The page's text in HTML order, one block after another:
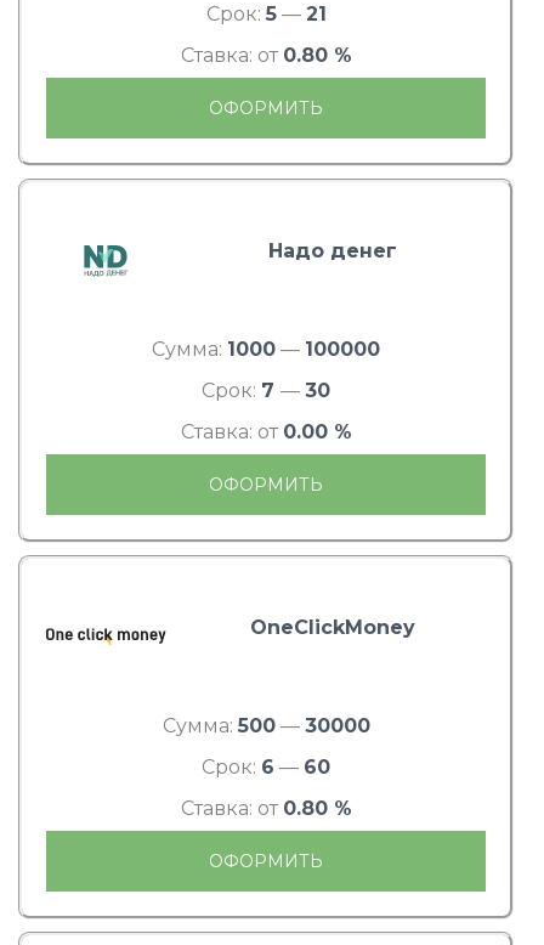
Срок: 5— 21
Ставка: от 0.80 %
ОФОРМИТЬ
Надо денег
Сумма: 1000 — 100000
Срок: 7 — 30
Ставка: от 0.00 %
ОФОРМИТЬ
OneClickMoney
Сумма: 500— 30000
Срок: 6 — 60
Ставка: от 0.80 %
ОФОРМИТЬ